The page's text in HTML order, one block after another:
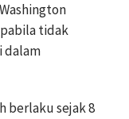
tidak
dalam
berlaku sejak 8